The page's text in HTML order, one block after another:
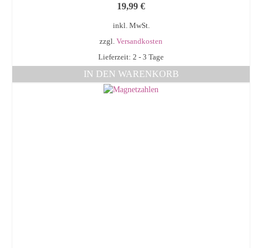
19,99 €
inkl. MwSt.
zzgl. Versandkosten
Lieferzeit: 2 - 3 Tage
IN DEN WARENKORB